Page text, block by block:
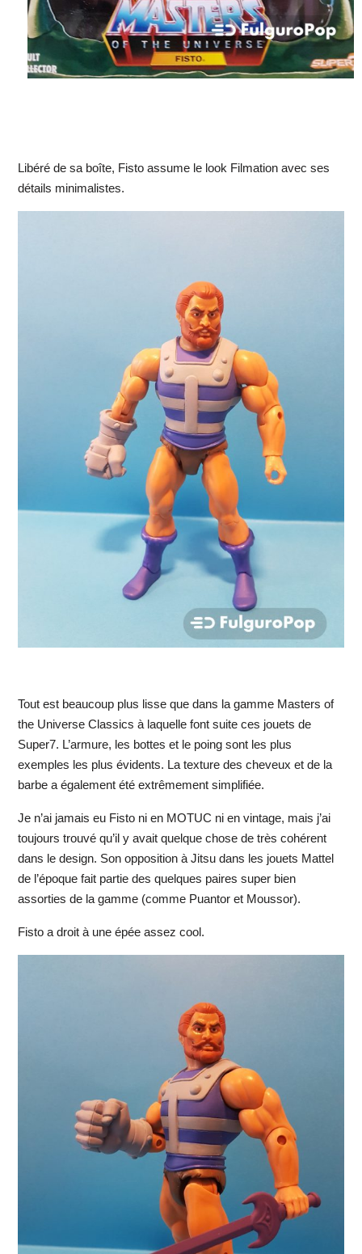
Libéré de sa boîte, Fisto assume le look Filmation avec ses
détails minimalistes.
Tout est beaucoup plus lisse que dans la gamme Masters of
the Universe Classics à laquelle font suite ces jouets de
Super7. L’armure, les bottes et le poing sont les plus
exemples les plus évidents. La texture des cheveux et de la
barbe a également été extrêmement simplifiée.
Je n’ai jamais eu Fisto ni en MOTUC ni en vintage, mais j’ai
toujours trouvé qu’il y avait quelque chose de très cohérent
dans le design. Son opposition à Jitsu dans les jouets Mattel
de l’époque fait partie des quelques paires super bien
assorties de la gamme (comme Puantor et Moussor).
Fisto a droit à une épée assez cool.